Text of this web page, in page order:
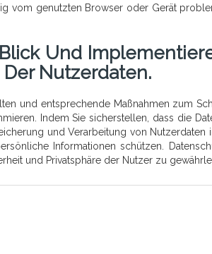
vom genutzten Browser oder Gerät
Und
Nutzerdaten.
und entsprechende Maßnahmen zum
Indem Sie sicherstellen, dass die
und Verarbeitung von Nutzerdaten
Informationen schützen.
und Privatsphäre der Nutzer zu